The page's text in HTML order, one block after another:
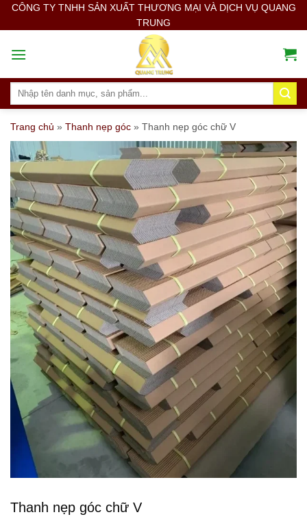
SkipCÔNG TY TNHH SẢN XUẤT THƯƠNG MẠI VÀ DỊCH VỤ QUANG
TRUNG
Search
Trang chủ » Thanh nẹp góc » Thanh nẹp góc chữ V
Thanh nẹp góc chữ V